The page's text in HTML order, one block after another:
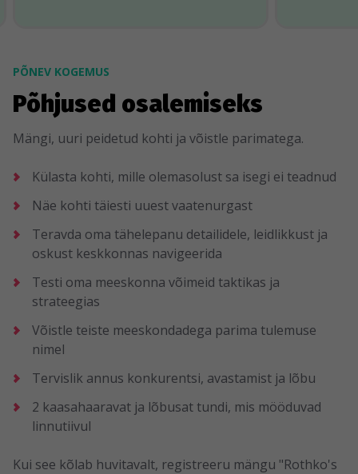
PÕNEV KOGEMUS
Põhjused osalemiseks
Mängi, uuri peidetud kohti ja võistle parimatega.
Külasta kohti, mille olemasolust sa isegi ei teadnud
Näe kohti täiesti uuest vaatenurgast
Teravda oma tähelepanu detailidele, leidlikkust ja
oskust keskkonnas navigeerida
Testi oma meeskonna võimeid taktikas ja
strateegias
Võistle teiste meeskondadega parima tulemuse
nimel
Tervislik annus konkurentsi, avastamist ja lõbu
2 kaasahaaravat ja lõbusat tundi, mis mööduvad
linnutiivul
Kui see kõlab huvitavalt, registreeru mängu "Rothko's